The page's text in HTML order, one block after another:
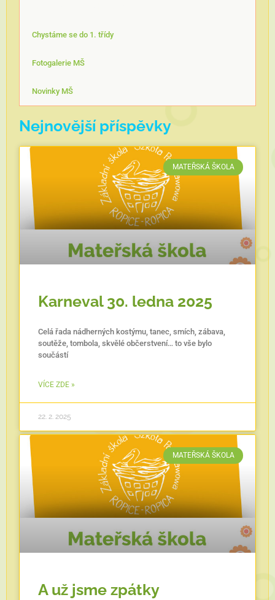
Chystáme se do 1. třídy
Fotogalerie MŠ
Novinky MŠ
Nejnovější příspěvky
MATEŘSKÁ ŠKOLA
Karneval 30. ledna 2025
Celá řada nádherných kostýmu, tanec, smích, zábava,
soutěže, tombola, skvělé občerstvení… to vše bylo
součástí
VÍCE ZDE »
22. 2. 2025
MATEŘSKÁ ŠKOLA
A už jsme zpátky